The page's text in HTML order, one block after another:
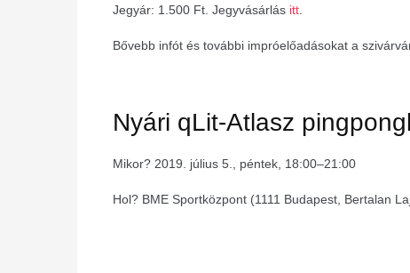
Jegyár: 1.500 Ft. Jegyvásárlás itt.
Bővebb infót és további impróelőadásokat a
Nyári qLit-Atlasz
Mikor? 2019. július 5., péntek, 18:00–21:00
Hol? BME Sportközpont (1111 Budapest, Bertalan